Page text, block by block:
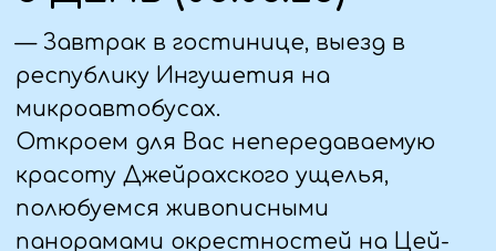
региона. Это по истине сказочное
место в Мидаграбинской долине
— Мидаграбинское озеро: жемчужина
Осетии.
Расположенное в живописной долине,
оно очаровывает путешественников
своей неповторимой красотой
— Кадаргаванский каньон- это самая
узкая теснина ущелья, где на глубине
30 метров ревет и беснуется река